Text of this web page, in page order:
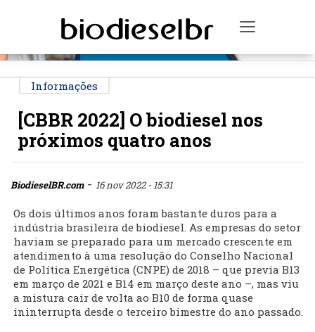
Toggle
Informações
[CBBR 2022] O biodiesel nos
próximos quatro anos
BiodieselBR.com- 16 nov 2022 - 15:31
Os dois últimos anos foram bastante duros para a
indústria brasileira de biodiesel. As empresas do setor
haviam se preparado para um mercado crescente em
atendimento à uma resolução do Conselho Nacional
de Política Energética (CNPE) de 2018 – que previa B13
em março de 2021 e B14 em março deste ano –, mas viu
a mistura cair de volta ao B10 de forma quase
ininterrupta desde o terceiro bimestre do ano passado.